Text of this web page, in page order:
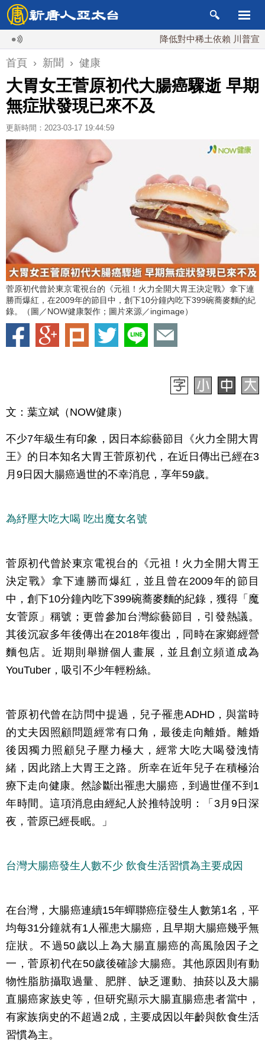
降低對中稀土依賴 川普宣布礦業
首頁 › 新聞 › 健康
大胃女王菅原初代大腸癌驟逝 早期
無症狀發現已來不及
更新時間：2023-03-17 19:44:59
菅原初代曾於東京電視台的《元祖！火力全開大胃王決定戰》拿下連
勝而爆紅，在2009年的節目中，創下10分鐘內吃下399碗蕎麥麵的紀
錄。（圖／NOW健康製作；圖片來源／ingimage）
文：葉立斌（NOW健康）
不少7年級生有印象，因日本綜藝節目《火力全開大胃
王》的日本知名大胃王菅原初代，在近日傳出已經在3
月9日因大腸癌過世的不幸消息，享年59歲。
為紓壓大吃大喝 吃出魔女名號
菅原初代曾於東京電視台的《元祖！火力全開大胃王
決定戰》拿下連勝而爆紅，並且曾在2009年的節目
中，創下10分鐘內吃下399碗蕎麥麵的紀錄，獲得「魔
女菅原」稱號；更曾參加台灣綜藝節目，引發熱議。
其後沉寂多年後傳出在2018年復出，同時在家鄉經營
麵包店。近期則舉辦個人畫展，並且創立頻道成為
YouTuber，吸引不少年輕粉絲。
菅原初代曾在訪問中提過，兒子罹患ADHD，與當時
的丈夫因照顧問題經常有口角，最後走向離婚。離婚
後因獨力照顧兒子壓力極大，經常大吃大喝發洩情
緒，因此踏上大胃王之路。所幸在近年兒子在積極治
療下走向健康。然診斷出罹患大腸癌，到過世僅不到1
年時間。這項消息由經紀人於推特說明：「3月9日深
夜，菅原已經長眠。」
台灣大腸癌發生人數不少 飲食生活習慣為主要成因
在台灣，大腸癌連續15年蟬聯癌症發生人數第1名，平
均每31分鐘就有1人罹患大腸癌，且早期大腸癌幾乎無
症狀。不過50歲以上為大腸直腸癌的高風險因子之
一，菅原初代在50歲後確診大腸癌。其他原因則有動
物性脂肪攝取過量、肥胖、缺乏運動、抽菸以及大腸
直腸癌家族史等，但研究顯示大腸直腸癌患者當中，
有家族病史的不超過2成，主要成因以年齡與飲食生活
習慣為主。